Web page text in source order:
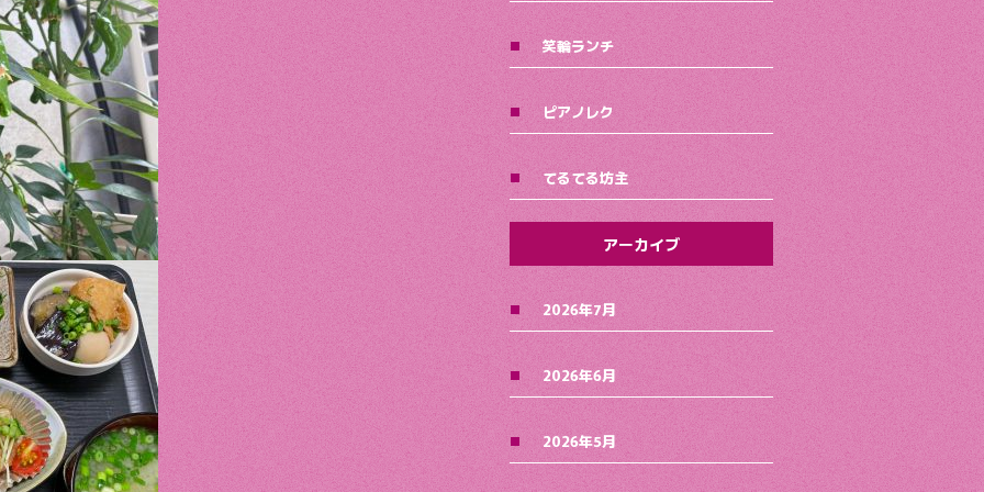
笑輪ランチ
ピアノレク
てるてる坊主
アーカイブ
2026年7月
2026年6月
2026年5月